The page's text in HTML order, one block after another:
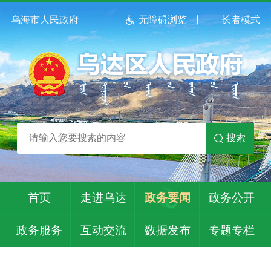
乌海市人民政府 无障碍浏览 长者模式
搜索
首页 走进乌达 政务要闻 政务公开
政务服务 互动交流 数据发布 专题专栏